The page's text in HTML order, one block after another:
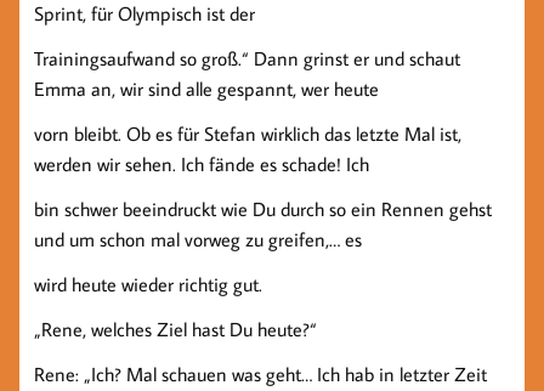
Sprint, für Olympisch ist der
Trainingsaufwand so groß.“ Dann grinst er und schaut
Emma an, wir sind alle gespannt, wer heute
vorn bleibt. Ob es für Stefan wirklich das letzte Mal ist,
werden wir sehen. Ich fände es schade! Ich
bin schwer beeindruckt wie Du durch so ein Rennen gehst
und um schon mal vorweg zu greifen,… es
wird heute wieder richtig gut.
„Rene, welches Ziel hast Du heute?“
Rene: „Ich? Mal schauen was geht… Ich hab in letzter Zeit